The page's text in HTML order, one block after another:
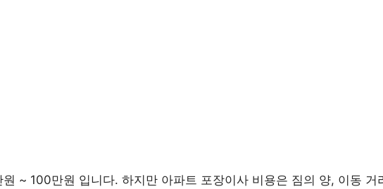
~ 100만원 입니다. 하지만 아파트 포장이사 비용은 짐의 양, 이동 거